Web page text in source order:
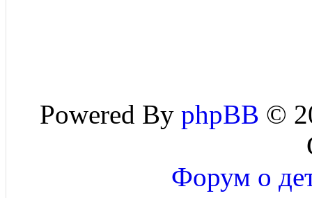
Powered By phpBB ©
Форум о